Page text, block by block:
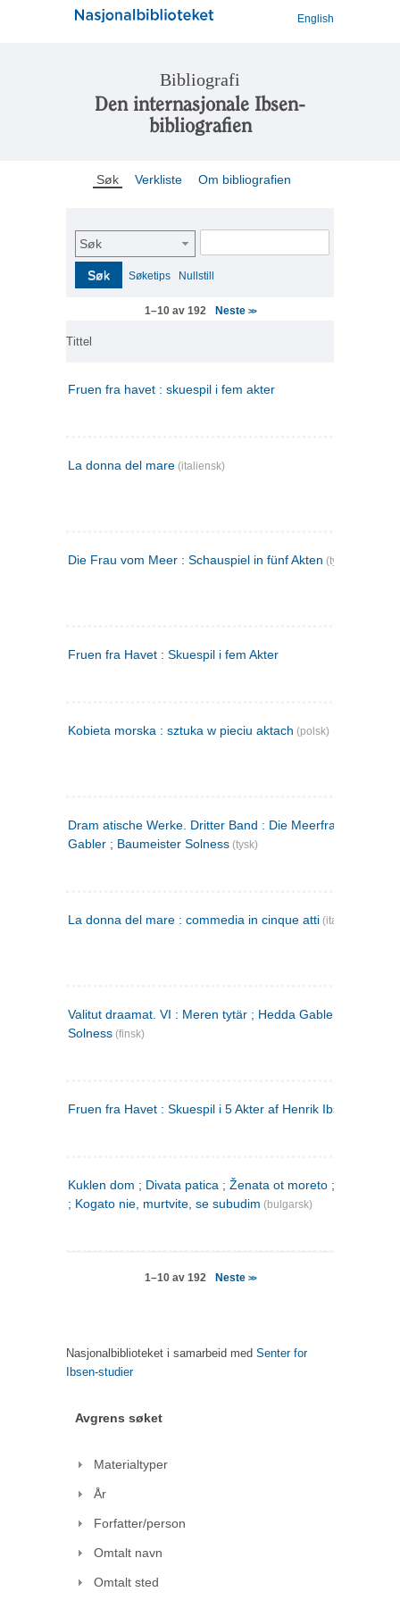
English
Bibliografi
Den internasjonale Ibsen-
bibliografien
Søk Verkliste Om bibliografien
Søk
Søk Søketips Nullstill
1–10 av 192 Neste >>
Tittel
Fruen fra havet : skuespil i fem akter
La donna del mare (italiensk)
Die Frau vom Meer : Schauspiel in fünf Akten (tysk)
Fruen fra Havet : Skuespil i fem Akter
Kobieta morska : sztuka w pieciu aktach (polsk)
Dram atische Werke. Dritter Band : Die Meerfrau ; Hedda
Gabler ; Baumeister Solness (tysk)
La donna del mare : commedia in cinque atti (italiensk)
Valitut draamat. VI : Meren tytär ; Hedda Gabler ;
Solness (finsk)
Fruen fra Havet : Skuespil i 5 Akter af Henrik Ibsen
Kuklen dom ; Divata patica ; Ženata ot moreto ; Malkijat
; Kogato nie, murtvite, se subudim (bulgarsk)
1–10 av 192 Neste >>
Nasjonalbiblioteket i samarbeid med Senter for
Ibsen-studier
Avgrens søket
Materialtyper
År
Forfatter/person
Omtalt navn
Omtalt sted